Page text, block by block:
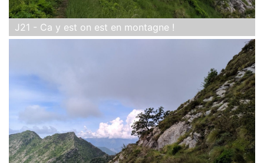
J21 - Ca y est on est en montagne !